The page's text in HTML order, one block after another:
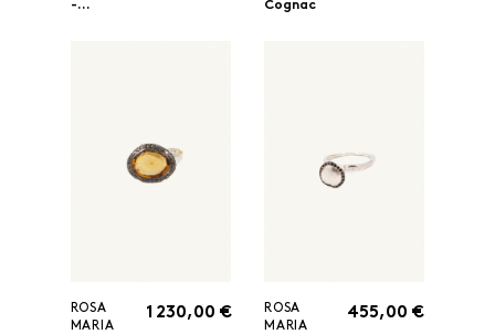
-... Cognac
ROSA
MARIA
1 230,00 €
ROSA
MARIA
455,00 €